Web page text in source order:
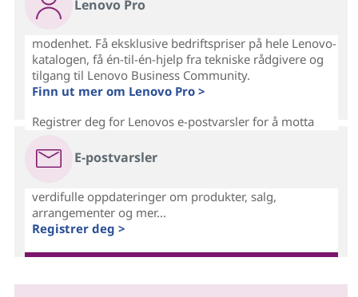
Lenovo Pro
modenhet. Få eksklusive bedriftspriser på hele Lenovo-
katalogen, få én-til-én-hjelp fra tekniske rådgivere og
tilgang til Lenovo Business Community.
Finn ut mer om Lenovo Pro >
E-postvarsler
Registrer deg for Lenovos e-postvarsler for å motta
verdifulle oppdateringer om produkter, salg,
arrangementer og mer...
Registrer deg >